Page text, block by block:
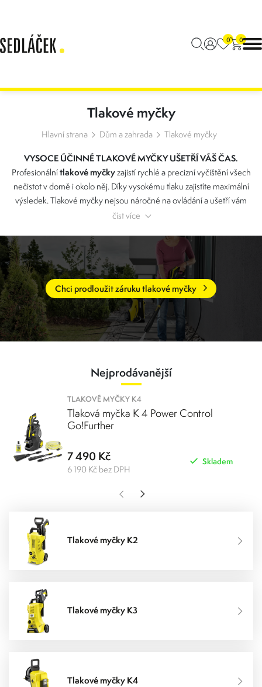
0 0
Tlakové myčky
Hlavní strana Dům a zahrada Tlakové myčky
VYSOCE ÚČINNÉTLAKOVÉ MYČKYUŠETŘÍ VÁŠ ČAS.
Profesionálnítlakové myčkyzajistí rychlé a precizní vyčištění všech
nečistot v domě i okolo něj. Díky vysokému tlaku zajistíte maximální
výsledek. Tlakové myčky nejsou náročné na ovládání a ušetří vám
více než polovinu vody, kterou byste vypotřebovali při běžném
nečistot. Vysokotlakým čističem pohodlně a bez námahy omyjete
fasádu, plot, auto i zahradní nábytek. Moderní design a kompaktní
velikost zajistí pohodlné skladování.
číst více
Chci prodloužit záruku tlakové myčky
Nejprodávanější
TLAKOVÉ MYČKY K4
Tlaková myčka K 4 Power Control
Go!Further
7 490 Kč
6 190 Kč bez DPH
Skladem
Tlakové myčky K2
Tlakové myčky K3
Tlakové myčky K4